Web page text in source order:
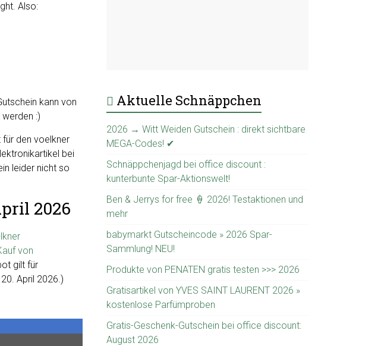
Also:
kann von
:)
den voelkner
bei
leider nicht so
2026
von
gilt für
April 2026.)
Aktuelle Schnäppchen
2026 → Witt Weiden Gutschein : direkt sichtbare
MEGA-Codes! ✔
Schnäppchenjagd bei office discount :
kunterbunte Spar-Aktionswelt!
Ben & Jerrys for free 🍦 2026! Testaktionen und
mehr
babymarkt Gutscheincode » 2026 Spar-
Sammlung! NEU!
Produkte von PENATEN gratis testen >>> 2026
Gratisartikel von YVES SAINT LAURENT 2026 »
kostenlose Parfümproben
Gratis-Geschenk-Gutschein bei office discount:
August 2026